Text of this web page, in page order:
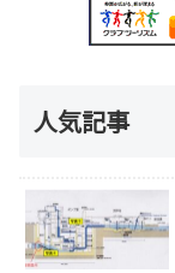
人気記事